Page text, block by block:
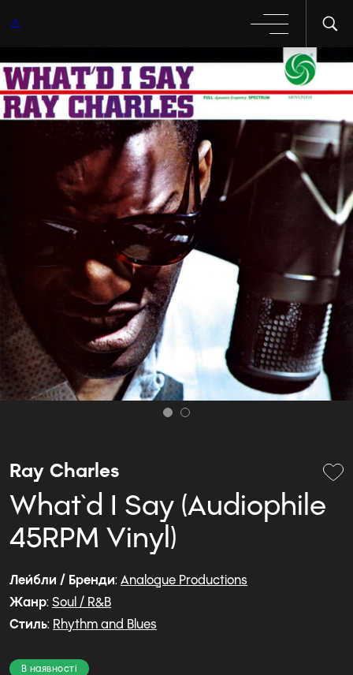
Ray Charles
What`d I Say (Audiophile
45RPM Vinyl)
Лейбли / Бренди: Analogue Productions
Жанр: Soul / R&B
Стиль: Rhythm and Blues
В наявності